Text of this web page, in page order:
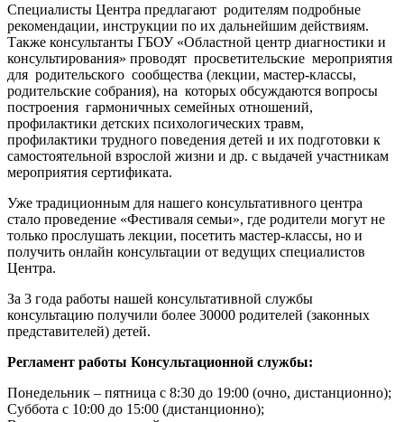
Специалисты Центра предлагают родителям подробные
рекомендации, инструкции по их дальнейшим действиям.
Также консультанты ГБОУ «Областной центр диагностики и
консультирования» проводят просветительские мероприятия
для родительского сообщества (лекции, мастер-классы,
родительские собрания), на которых обсуждаются вопросы
построения гармоничных семейных отношений,
профилактики детских психологических травм,
профилактики трудного поведения детей и их подготовки к
самостоятельной взрослой жизни и др. с выдачей участникам
мероприятия сертификата.
Уже традиционным для нашего консультативного центра
стало проведение «Фестиваля семьи», где родители могут не
только прослушать лекции, посетить мастер-классы, но и
получить онлайн консультации от ведущих специалистов
Центра.
За 3 года работы нашей консультативной службы
консультацию получили более 30000 родителей (законных
представителей) детей.
Регламент работы Консультационной службы:
Понедельник – пятница с 8:30 до 19:00 (очно, дистанционно);
Суббота с 10:00 до 15:00 (дистанционно);